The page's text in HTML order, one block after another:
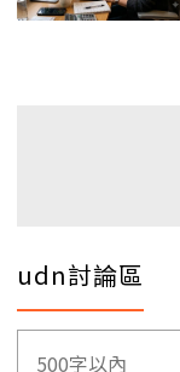
udn討論區